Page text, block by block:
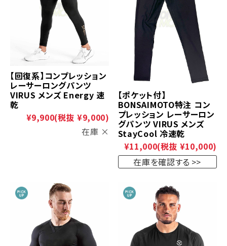
【回復系】コンプレッション
レーサーロングパンツ
VIRUS メンズ Energy 速
乾
¥9,900(税抜 ¥9,000)
在庫 ×
【ポケット付】
BONSAIMOTO特注 コン
プレッション レーサーロン
グパンツ VIRUS メンズ
StayCool 冷速乾
¥11,000(税抜 ¥10,000)
在庫を確認する